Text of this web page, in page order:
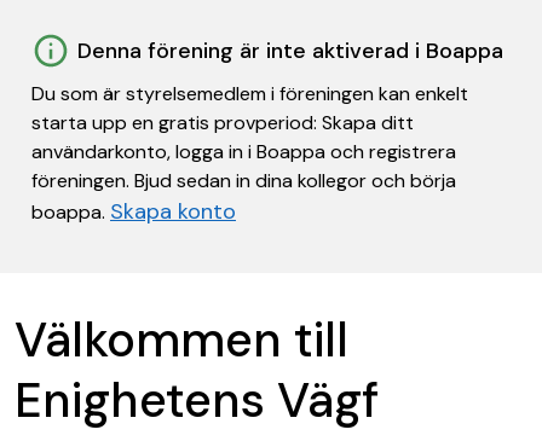
Denna förening är inte aktiverad i Boappa
Du som är styrelsemedlem i föreningen kan enkelt
starta upp en gratis provperiod: Skapa ditt
användarkonto, logga in i Boappa och registrera
föreningen. Bjud sedan in dina kollegor och börja
boappa. Skapa konto
Välkommen till
Enighetens Vägf